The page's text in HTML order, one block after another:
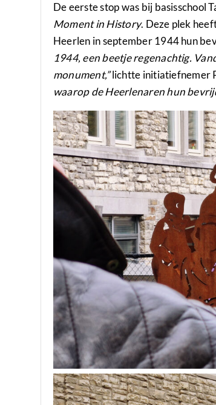
De eerste stop was bij basisschool
Moment in History. Deze plek
Heerlen in september 1944 hun
1944, een beetje regenachtig.
monument,”lichtte initiatiefnemer
waarop de Heerlenaren hun